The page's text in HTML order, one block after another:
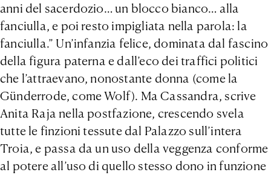
anni del sacerdozio… un blocco bianco… alla
fanciulla, e poi resto impigliata nella parola: la
fanciulla.” Un’infanzia felice, dominata dal fascino
della figura paterna e dall’eco dei traffici politici
che l’attraevano, nonostante donna (come la
Günderrode, come Wolf). Ma Cassandra, scrive
Anita Raja nella postfazione, crescendo svela
tutte le finzioni tessute dal Palazzo sull’intera
Troia, e passa da un uso della veggenza conforme
al potere all’uso di quello stesso dono in funzione